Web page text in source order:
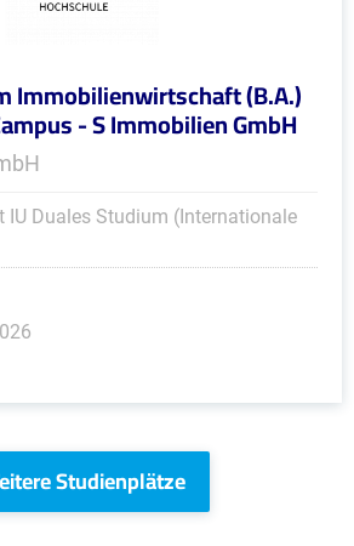
Immobilienwirtschaft (B.A.)
- S Immobilien GmbH
IU Duales Studium (Internationale
Studienplätze